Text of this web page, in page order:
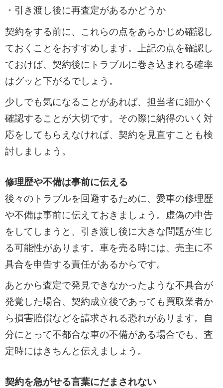
・引き渡し後に再査定があるかどうか
契約をする前に、これらの点をあらかじめ確認し
ておくことをおすすめします。上記の点を確認し
ておけば、契約後にトラブルに巻き込まれる確率
はグッと下がるでしょう。
少しでも気になることがあれば、担当者に細かく
確認することが大切です。その際に納得のいく対
応をしてもらえなければ、契約を見直すことも検
討しましょう。
修理歴や不備は事前に伝える
後々のトラブルを回避するために、愛車の修理歴
や不備は事前に伝えておきましょう。虚偽の申告
をしてしまうと、引き渡し後に大きな問題が生じ
る可能性があります。車を売る時には、売主に不
具合を申告する責任があるからです。
あとから査定で発見できなかったような不具合が
発覚した場合、契約成立後であっても買取業者か
ら損害賠償などを請求される恐れがあります。自
分にとって不都合な車の不備がある場合でも、査
定時にはきちんと伝えましょう。
契約を急がせる言葉にだまされない